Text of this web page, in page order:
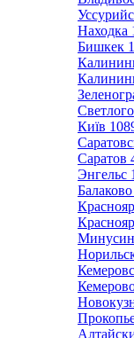
Находка
Бишкек
Київ
Саратов
Энгельс
Балаково